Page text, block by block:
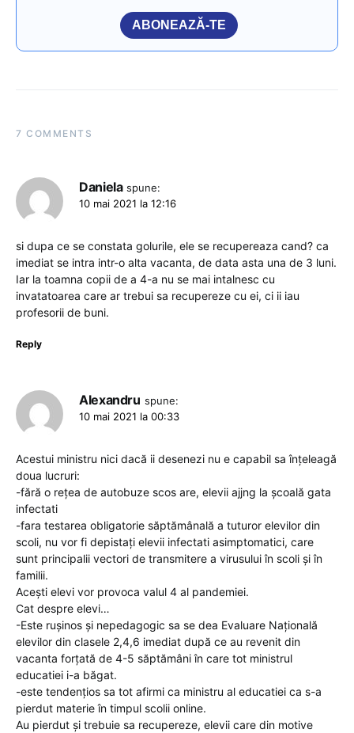
ABONEAZĂ-TE
7 COMMENTS
Daniela spune:
10 mai 2021 la 12:16
si dupa ce se constata golurile, ele se recupereaza cand? ca
imediat se intra intr-o alta vacanta, de data asta una de 3 luni.
Iar la toamna copii de a 4-a nu se mai intalnesc cu
invatatoarea care ar trebui sa recupereze cu ei, ci ii iau
profesorii de buni.
Reply
Alexandru spune:
10 mai 2021 la 00:33
Acestui ministru nici dacă ii desenezi nu e capabil sa înțeleagă
doua lucruri:
-fără o rețea de autobuze scos are, elevii ajjng la școală gata
infectati
-fara testarea obligatorie săptămânală a tuturor elevilor din
scoli, nu vor fi depistați elevii infectati asimptomatici, care
sunt principalii vectori de transmitere a virusului în scoli și în
familii.
Acești elevi vor provoca valul 4 al pandemiei.
Cat despre elevi…
-Este rușinos și nepedagogic sa se dea Evaluare Națională
elevilor din clasele 2,4,6 imediat după ce au revenit din
vacanta forțată de 4-5 săptămâni în care tot ministrul
educatiei i-a băgat.
-este tendențios sa tot afirmi ca ministru al educatiei ca s-a
pierdut materie în timpul scolii online.
Au pierdut și trebuie sa recupereze, elevii care din motive